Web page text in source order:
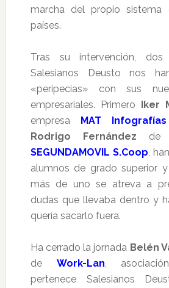
marcha del propio sistema
países.
Tras su intervención, dos
Salesianos Deusto nos
«peripecias» con sus
empresariales. Primero Iker
empresa MAT
Rodrigo Fernández de
SEGUNDAMOVIL S.Coop ,
alumnos de grado superior
más de uno se atreva a
dudas que llevaba dentro y
quería sacarlo fuera.
Ha cerrado la jornada Belén
de Work-Lan ,
pertenece Salesianos